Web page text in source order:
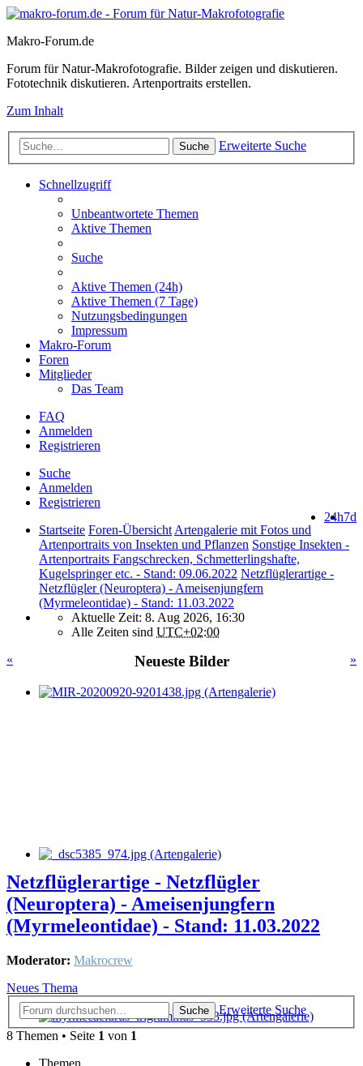
Makro-Forum.de
Forum für Natur-Makrofotografie. Bilder zeigen und diskutieren.
Fototechnik diskutieren. Artenportraits erstellen.
Zum Inhalt
Suche Erweiterte Suche
Schnellzugriff
Unbeantwortete Themen
Aktive Themen
Suche
Aktive Themen (24h)
Aktive Themen (7 Tage)
Nutzungsbedingungen
Impressum
Makro-Forum
Foren
Mitglieder
Das Team
FAQ
Anmelden
Registrieren
Suche
Anmelden
Registrieren
7d
24h
Startseite Foren-Übersicht Artengalerie mit Fotos und
Artenportraits von Insekten und Pflanzen Sonstige Insekten -
Artenportraits Fangschrecken, Schmetterlingshafte,
Kugelspringer etc. - Stand: 09.06.2022 Netzflüglerartige -
Netzflügler (Neuroptera) - Ameisenjungfern
(Myrmeleontidae) - Stand: 11.03.2022
Aktuelle Zeit: 8. Aug 2026, 16:30
Alle Zeiten sind UTC+02:00
«
»
Neueste Bilder
Netzflüglerartige - Netzflügler
(Neuroptera) - Ameisenjungfern
(Myrmeleontidae) - Stand: 11.03.2022
Moderator: Makrocrew
Neues Thema
Suche
Erweiterte Suche
8 Themen • Seite 1 von 1
Themen